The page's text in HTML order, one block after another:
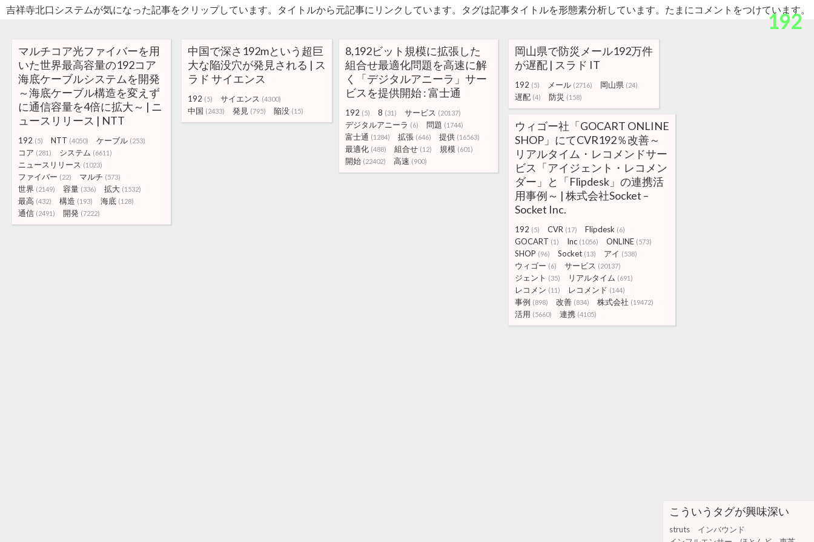
こういうタグが興味深い
struts
インバウンド
吉祥寺北口システムが気になった記事をクリップしています。タイトルから元記事にリンクしています。タグは記事タイトルを形態素分析しています。たまにコメントをつけています。
192
マルチコア光ファイバーを用
いた世界最高容量の192コア
海底ケーブルシステムを開発
～海底ケーブル構造を変えず
に通信容量を4倍に拡大～ | ニ
ュースリリース | NTT
192 (5) NTT (4050) ケーブル (253)
コア (281) システム (6611)
ニュースリリース (1023)
ファイバー (22) マルチ (573)
世界 (2149) 容量 (336) 拡大 (1532)
最高 (432) 構造 (193) 海底 (128)
通信 (2491) 開発 (7222)
中国で深さ192mという超巨
大な陥没穴が発見される | ス
ラド サイエンス
192 (5) サイエンス (4300)
中国 (2433) 発見 (795) 陥没 (15)
8,192ビット規模に拡張した
組合せ最適化問題を高速に解
く「デジタルアニーラ」サー
ビスを提供開始 : 富士通
192 (5) 8 (31) サービス (20137)
デジタルアニーラ (6) 問題 (1744)
富士通 (1284) 拡張 (646) 提供 (16563)
最適化 (488) 組合せ (12) 規模 (601)
開始 (22402) 高速 (900)
岡山県で防災メール192万件
が遅配 | スラド IT
192 (5) メール (2716) 岡山県 (24)
遅配 (4) 防災 (158)
ウィゴー社「GOCART ONLINE
SHOP」にてCVR192％改善～
リアルタイム・レコメンドサー
ビス「アイジェント・レコメン
ダー」と「Flipdesk」の連携活
用事例～ | 株式会社Socket –
Socket Inc.
192 (5) CVR (17) Flipdesk (6)
GOCART (1) Inc (1056) ONLINE (573)
SHOP (96) Socket (13) アイ (538)
ウィゴー (6) サービス (20137)
ジェント (35) リアルタイム (691)
レコメン (11) レコメンド (144)
事例 (898) 改善 (834) 株式会社 (19472)
活用 (5660) 連携 (4105)